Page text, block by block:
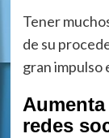
Tener
de su
gran impulso
redes